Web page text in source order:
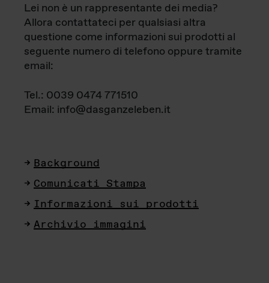
Lei non è un rappresentante dei media?
Allora contattateci per qualsiasi altra
questione come informazioni sui prodotti al
seguente numero di telefono oppure tramite
email:
Tel.: 0039 0474 771510
Email: info@dasganzeleben.it
Background
Comunicati Stampa
Informazioni sui prodotti
Archivio immagini